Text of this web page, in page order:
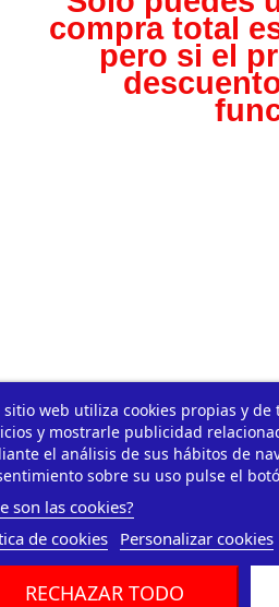
sitio web utiliza cookies propias y
y mostrarle publicidad
el análisis de sus hábitos de
sobre su uso pulse el
son las cookies?
de cookies
Personalizar cookies
RECHAZAR TODO
compra total
pero si el